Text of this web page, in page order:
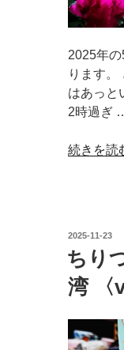
2025年
ります。
はあっと
2時過ぎ
“ち
ル
で
行
く、
も
続きを読
投
日:
2025-11-23
ちり
湾 〈